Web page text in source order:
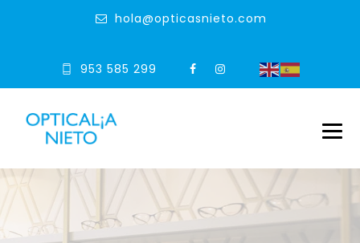
hola@opticasnieto.com
953 585 299